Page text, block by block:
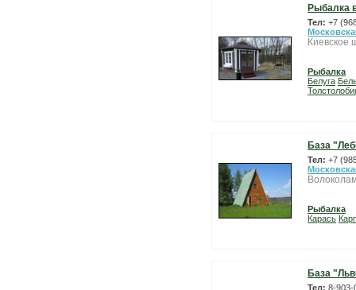
Рыбалка
Тел: +7
Киевское
Рыбалка
Белуга
База
Тел: +7
Рыбалка
Карась
База
Тел: 8-903-